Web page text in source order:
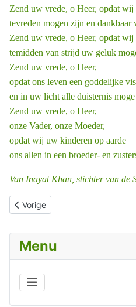
Menu
Zend uw vrede, o Heer, opdat wij
tevreden mogen zijn en dankbaar
Zend uw vrede, o Heer, opdat wij
temidden van strijd uw geluk
Zend uw vrede, o Heer,
opdat ons leven een goddelijke
en in uw licht alle duisternis
Zend uw vrede, o Heer,
onze Vader, onze Moeder,
opdat wij uw kinderen op aarde
ons allen in een broeder- en
Van Inayat Khan, stichter van de
Vorig artikel: KERKEN EN
Vorige